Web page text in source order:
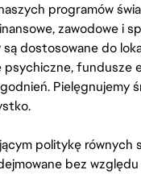
programów
zawodowe i
dostosowane do
fundusze
Pielęgnujemy
politykę równych
bez względu